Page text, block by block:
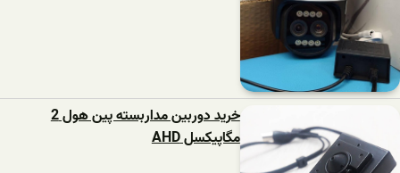
خرید دوربین مداربسته پین هول 2
مگاپیکسل AHD